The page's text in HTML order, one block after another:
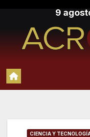
contenido
9
CIENCIA Y